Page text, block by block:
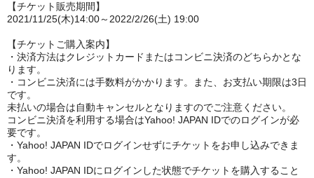
【チケット販売期間】
2021/11/25(木)14:00～2022/2/26(土) 19:00
【チケットご購入案内】
・決済方法はクレジットカードまたはコンビニ決済のどちらかとな
ります。
・コンビニ決済には手数料がかかります。また、お支払い期限は3日
です。
未払いの場合は自動キャンセルとなりますのでご注意ください。
コンビニ決済を利用する場合はYahoo! JAPAN IDでのログインが必
要です。
・Yahoo! JAPAN IDでログインせずにチケットをお申し込みできま
す。
・Yahoo! JAPAN IDにログインした状態でチケットを購入すること